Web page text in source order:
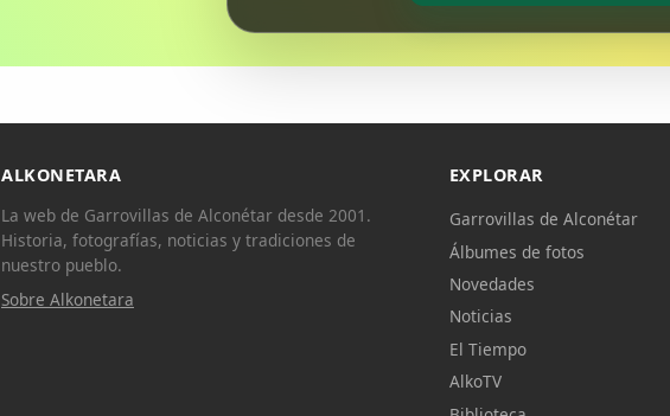
ALKONETARA
La web de Garrovillas de Alconétar desde 2001.
Historia, fotografías, noticias y tradiciones de
nuestro pueblo.
Sobre Alkonetara
EXPLORAR
Garrovillas de Alconétar
Álbumes de fotos
Novedades
Noticias
El Tiempo
AlkoTV